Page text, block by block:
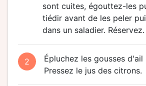
sont cuites, égouttez-les
tiédir avant de les peler
dans un saladier. Réservez.
2
Épluchez les gousses
Pressez le jus des citrons.